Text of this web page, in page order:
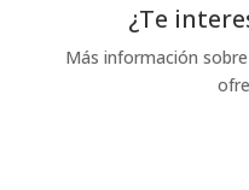
¿Te
Más información